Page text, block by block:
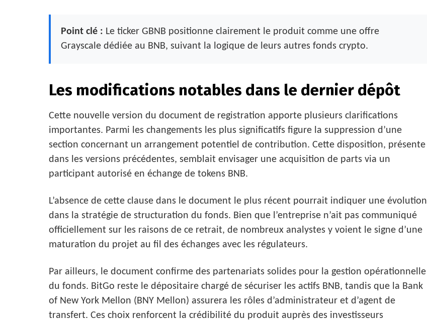
Point clé : Le ticker GBNB positionne clairement le produit comme une offre
Grayscale dédiée au BNB, suivant la logique de leurs autres fonds crypto.
Les modifications notables dans le dernier dépôt
Cette nouvelle version du document de registration apporte plusieurs clarifications
importantes. Parmi les changements les plus significatifs figure la suppression d’une
section concernant un arrangement potentiel de contribution. Cette disposition, présente
dans les versions précédentes, semblait envisager une acquisition de parts via un
participant autorisé en échange de tokens BNB.
L’absence de cette clause dans le document le plus récent pourrait indiquer une évolution
dans la stratégie de structuration du fonds. Bien que l’entreprise n’ait pas communiqué
officiellement sur les raisons de ce retrait, de nombreux analystes y voient le signe d’une
maturation du projet au fil des échanges avec les régulateurs.
Par ailleurs, le document confirme des partenariats solides pour la gestion opérationnelle
du fonds. BitGo reste le dépositaire chargé de sécuriser les actifs BNB, tandis que la Bank
of New York Mellon (BNY Mellon) assurera les rôles d’administrateur et d’agent de
transfert. Ces choix renforcent la crédibilité du produit auprès des investisseurs